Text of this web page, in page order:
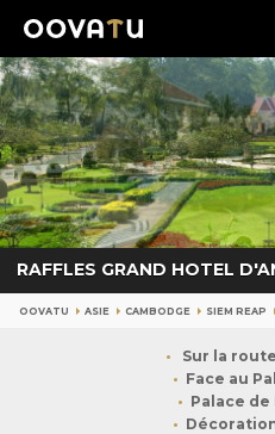
RAFFLES GRAND HOTEL
OOVATU ASIE CAMBODGE SIEM REAP
Sur la
Face au
Palace